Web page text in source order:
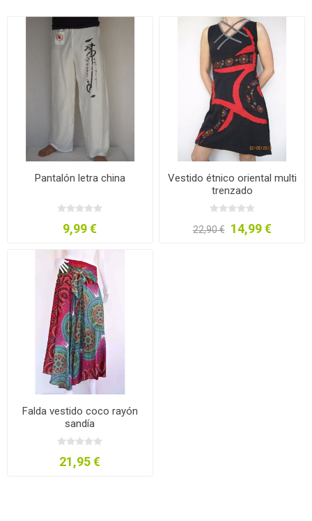
Pantalón letra china
9,99 €
Vestido étnico oriental multi
trenzado
22,90 € 14,99 €
Falda vestido coco rayón
sandía
21,95 €